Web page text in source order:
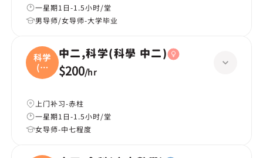
一星期1日-1.5小时/堂
男导师/女导师-大学毕业
科学
(科
學
中二,科学(科學 中二)
$200/hr
上门补习-赤柱
一星期1日-1.5小时/堂
女导师-中七程度